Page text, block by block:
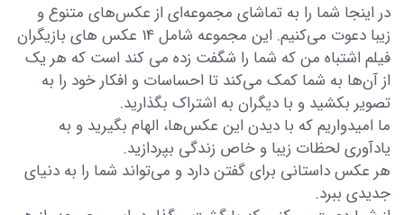
در اینجا شما را به تماشای مجموعه‌ای از عکس‌های متنوع و
زیبا دعوت می‌کنیم. این مجموعه شامل 14 عکس های بازیگران
فیلم اشتباه من که شما را شگفت زده می کند است که هر یک
از آن‌ها به شما کمک می‌کند تا احساسات و افکار خود را به
تصویر بکشید و با دیگران به اشتراک بگذارید.
ما امیدواریم که با دیدن این عکس‌ها، الهام بگیرید و به
یادآوری لحظات زیبا و خاص زندگی بپردازید.
هر عکس داستانی برای گفتن دارد و می‌تواند شما را به دنیای
جدیدی ببرد.